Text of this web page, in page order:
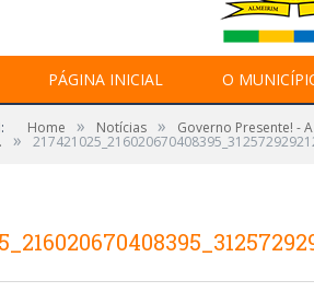
PÁGINA INICIAL O
Home » Notícias » Governo Presente! -
»